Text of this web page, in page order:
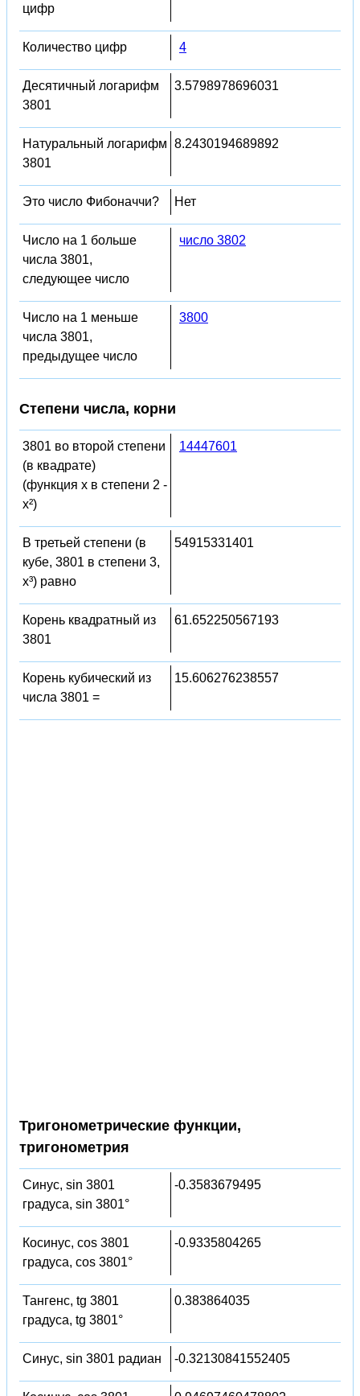
цифр
Количество цифр 4
Десятичный логарифм
3801
3.5798978696031
Натуральный логарифм
3801
8.2430194689892
Это число Фибоначчи? Нет
Число на 1 больше
числа 3801,
следующее число
число 3802
Число на 1 меньше
числа 3801,
предыдущее число
3800
Степени числа, корни
3801 во второй степени
(в квадрате)
(функция x в степени 2 -
x²)
14447601
В третьей степени (в
кубе, 3801 в степени 3,
x³) равно
54915331401
Корень квадратный из
3801
61.652250567193
Корень кубический из
числа 3801 =
15.606276238557
Тригонометрические функции,
тригонометрия
Синус, sin 3801
градуса, sin 3801°
-0.3583679495
Косинус, cos 3801
градуса, cos 3801°
-0.9335804265
Тангенс, tg 3801
градуса, tg 3801°
0.383864035
Синус, sin 3801 радиан -0.32130841552405